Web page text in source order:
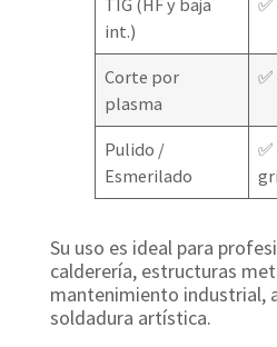
TIG (HF y baja
int.)
✅
Corte por
plasma
✅
Pulido /
Esmerilado
Su uso es ideal para
calderería, estructuras
mantenimiento industrial,
soldadura artística.